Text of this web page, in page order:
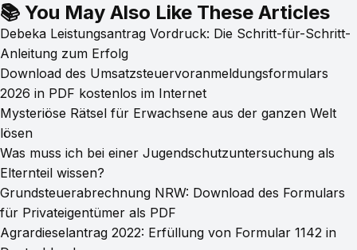
📚 You May Also Like These Articles
Debeka Leistungsantrag Vordruck: Die Schritt-für-Schritt-
Anleitung zum Erfolg
Download des Umsatzsteuervoranmeldungsformulars
2026 in PDF kostenlos im Internet
Mysteriöse Rätsel für Erwachsene aus der ganzen Welt
lösen
Was muss ich bei einer Jugendschutzuntersuchung als
Elternteil wissen?
Grundsteuerabrechnung NRW: Download des Formulars
für Privateigentümer als PDF
Agrardieselantrag 2022: Erfüllung von Formular 1142 in